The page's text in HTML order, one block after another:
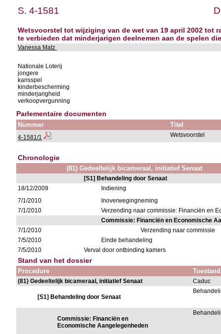
S. 4-1581
Wetsvoorstel tot wijziging van de wet van 19 april 2002 tot
te verbieden dat minderjarigen deelnemen aan de spelen
Vanessa Matz
Nationale Loterij
jongere
kansspel
kinderbescherming
minderjarigheid
verkoopvergunning
Parlementaire documenten
Nummer Titel
4-1581/1 Wetsvoorstel
Chronologie
(81) Gedeeltelijk bicameraal, initiatief Senaat
[S1] Behandeling door Senaat
18/12/2009
Indiening
7/1/2010
Inoverwegingneming
7/1/2010
Verzending naar commissie: Financiën en
Commissie: Financiën en Economische
7/1/2010
Verzending naar commissie
7/5/2010
Einde behandeling
7/5/2010
Verval door ontbinding kamers
Stand van het dossier
Procedure Toestand
(81) Gedeeltelijk bicameraal, initiatief Senaat Caduc
[S1] Behandeling door Senaat
Commissie: Financiën en
Economische Aangelegenheden